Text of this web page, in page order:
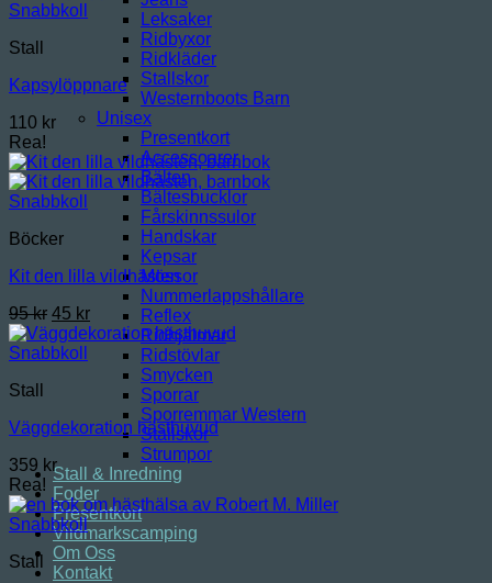
Leksaker
Ridbyxor
Ridkläder
Stallskor
Westernboots Barn
Unisex
Presentkort
Accessoarer
Bälten
Bältesbucklor
Fårskinnssulor
Handskar
Kepsar
Mössor
Nummerlappshållare
Reflex
Ridhjälmar
Ridstövlar
Smycken
Sporrar
Sporremmar Western
Stallskor
Strumpor
Stall & Inredning
Foder
Presentkort
Vildmarkscamping
Om Oss
Kontakt
Snabbkoll
Stall
Kapsylöppnare
110 kr
Rea!
Snabbkoll
Böcker
Kit den lilla vildhästen
95kr Det
ursprungliga
priset
45 krDet
nuvarande
priset
45 kr.
Snabbkoll
Stall
Väggdekoration hästhuvud
359 kr
Rea!
Snabbkoll
Stall